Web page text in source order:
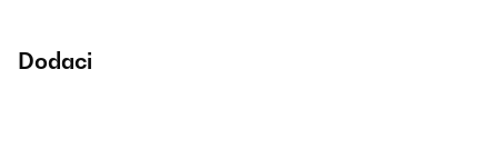
Dodaci